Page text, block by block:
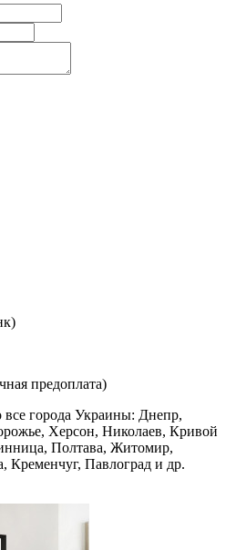
предоплата)
все города Украины: Днепр,
Херсон, Николаев, Кривой
Полтава, Житомир,
Павлоград и др.